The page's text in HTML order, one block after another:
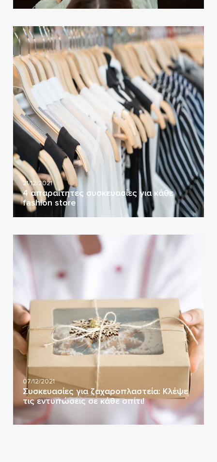
21/12/2021
4 απαραίτητες συσκευασίες για κάθε
fashion store
07/12/2021
Συσκευασίες για ζαχαροπλαστεία: Κλέψε
τις εντυπώσεις σε κάθε σπίτι!